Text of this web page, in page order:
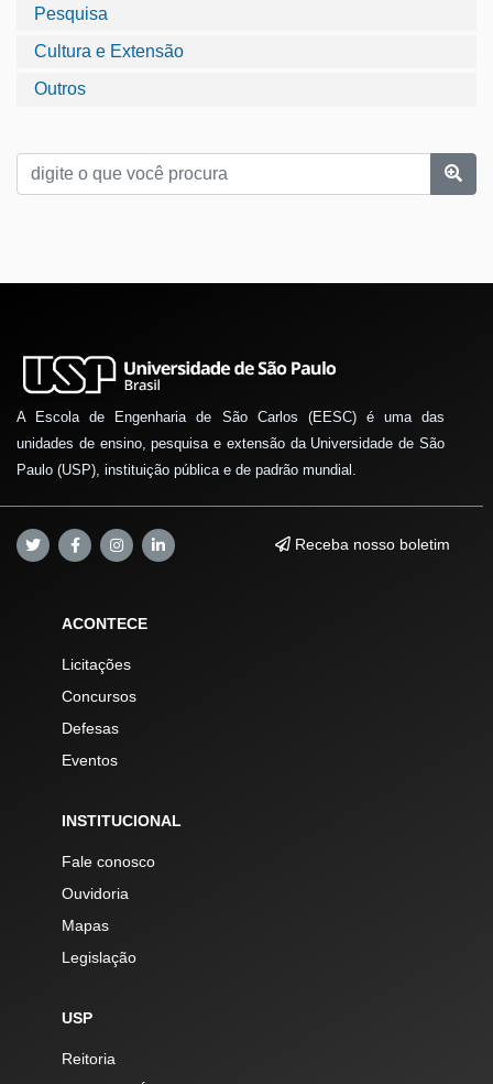
Pesquisa
Cultura e Extensão
Outros
A Escola de Engenharia de São Carlos (EESC) é uma das
unidades de ensino, pesquisa e extensão da Universidade de São
Paulo (USP), instituição pública e de padrão mundial.
Receba nosso boletim
ACONTECE
Licitações
Concursos
Defesas
Eventos
INSTITUCIONAL
Fale conosco
Ouvidoria
Mapas
Legislação
USP
Reitoria